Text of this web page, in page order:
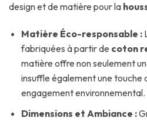
design et de matière pour la
Matière Éco-responsable :
fabriquées à partir de coton
matière offre non seulement
insuffle également une touche
engagement environnemental.
Dimensions et Ambiance :